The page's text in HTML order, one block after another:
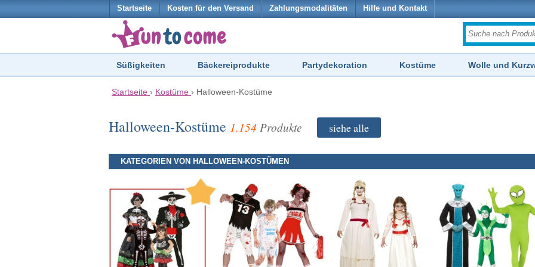
Startseite Kosten für den Versand Zahlungsmodalitäten Hilfe und Kontakt
Süßigkeiten Bäckereiprodukte Partydekoration Kostüme Wolle und
Startseite › Kostüme › Halloween-Kostüme
Halloween-Kostüme 1.154 Produkte siehe alle
KATEGORIEN VON HALLOWEEN-KOSTÜMEN